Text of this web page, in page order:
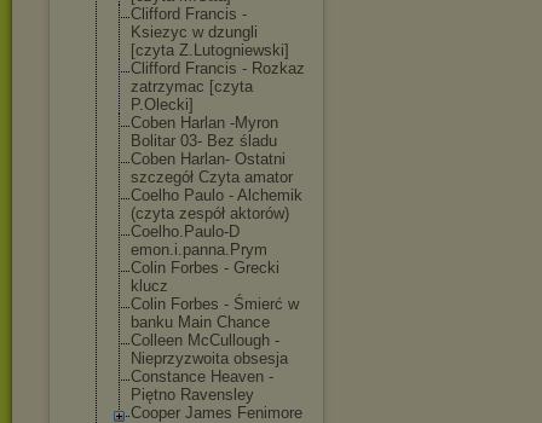
Clifford Francis -
Ksiezyc w dzungli
[czyta Z.Lutogniewski]
Clifford Francis - Rozkaz
zatrzymac [czyta
P.Olecki]
Coben Harlan -Myron
Bolitar 03- Bez śladu
Coben Harlan- Ostatni
szczegół Czyta amator
Coelho Paulo - Alchemik
(czyta zespół aktorów)
Coelho.Paulo-D
emon.i.panna.Prym
Colin Forbes - Grecki
klucz
Colin Forbes - Śmierć w
banku Main Chance
Colleen McCullough -
Nieprzyzwoita obsesja
Constance Heaven -
Piętno Ravensley
Cooper James Fenimore